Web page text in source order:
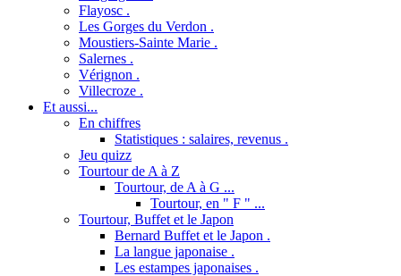
Flayosc .
Les Gorges du Verdon .
Moustiers-Sainte Marie .
Salernes .
Vérignon .
Villecroze .
Et aussi...
En chiffres
Statistiques : salaires, revenus .
Jeu quizz
Tourtour de A à Z
Tourtour, de A à G ...
Tourtour, en " F " ...
Tourtour, Buffet et le Japon
Bernard Buffet et le Japon .
La langue japonaise .
Les estampes japonaises .